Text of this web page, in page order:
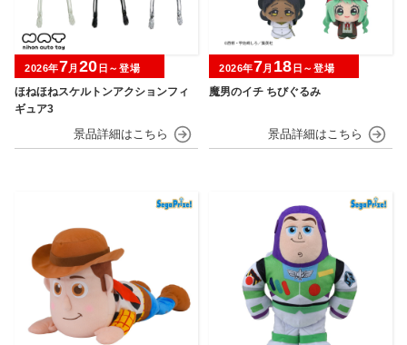
ほねほねスケルトンアクションフィ
ギュア3
2026年7月 20 日～登場
魔男のイチ ちびぐるみ
2026年7月 18 日～登場